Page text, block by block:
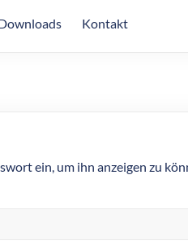
Kontakt
ein, um ihn anzeigen zu